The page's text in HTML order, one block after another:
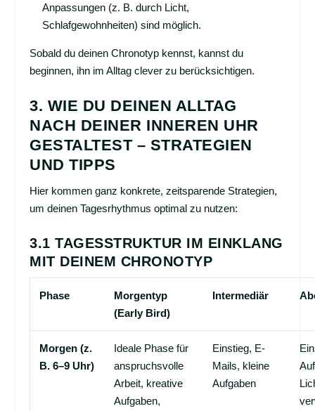
Anpassungen (z. B. durch Licht,
Schlafgewohnheiten) sind möglich.
Sobald du deinen Chronotyp kennst, kannst du
beginnen, ihn im Alltag clever zu berücksichtigen.
3. WIE DU DEINEN ALLTAG
NACH DEINER INNEREN UHR
GESTALTEST – STRATEGIEN
UND TIPPS
Hier kommen ganz konkrete, zeitsparende Strategien,
um deinen Tagesrhythmus optimal zu nutzen:
3.1 TAGESSTRUKTUR IM EINKLANG
MIT DEINEM CHRONOTYP
Phase
Morgentyp
(Early Bird)
Intermediär
Morgen (z.
B. 6–9 Uhr)
Ideale Phase für
anspruchsvolle
Arbeit, kreative
Aufgaben,
Einstieg, E-
Mails, kleine
Aufgaben